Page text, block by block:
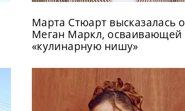
Марта Стюарт высказалась о
Меган Маркл, осваивающей
«кулинарную нишу»